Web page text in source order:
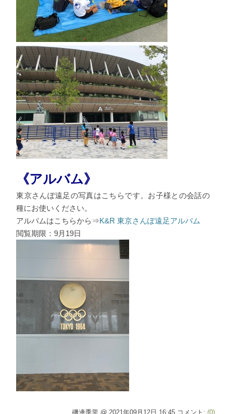
《アルバム》
東京さんぽ遠足の写真はこちらです。お子様との会話の
種にお使いください。
アルバムはこちらから⇒K&R 東京さんぽ遠足アルバム
閲覧期限：9月19日
磯邊季里 @ 2021年09月12日 16:45 コメント: (0)